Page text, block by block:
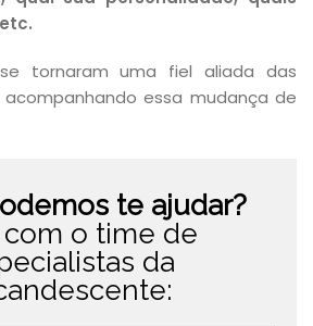
tornaram uma fiel aliada das
essa mudança de
te ajudar?
com o time de
da